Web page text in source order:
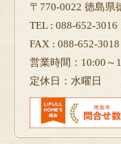
〒770-0022 徳島県
TEL : 088-652-3016
FAX : 088-652-3018
営業時間：10:00～
定休日：水曜日